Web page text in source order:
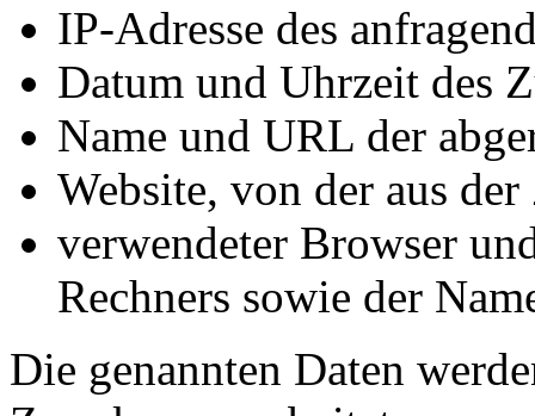
IP-Adresse des
Datum und Uhrzeit des
Name und URL der
Website, von der aus
verwendeter Browser
Rechners sowie der
Die genannten Daten